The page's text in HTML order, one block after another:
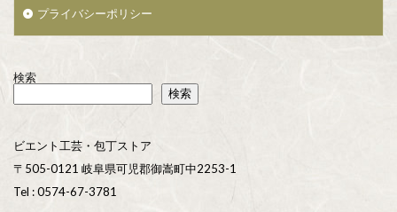
プライバシーポリシー
検索
検索
ビエント工芸・包丁ストア
〒505-0121 岐阜県可児郡御嵩町中2253-1
Tel : 0574-67-3781